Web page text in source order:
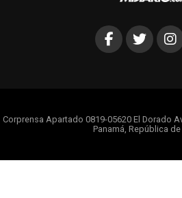
Corprensa Apartado 0819-05620 El Dorado
Panamá, República de